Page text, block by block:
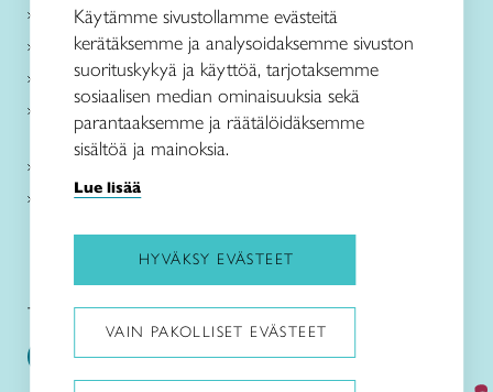
Käsityöohjeet
Me olemme Taito
Paikallinen toiminta
Verkkokaupat
Kirjaudu Arviin
Kirjaudu Taitocampukseen
Taitoliitto: Taito-lehti:
Käytämme sivustollamme evästeitä
kerätäksemme ja analysoidaksemme sivuston
suorituskykyä ja käyttöä, tarjotaksemme
sosiaalisen median ominaisuuksia sekä
parantaaksemme ja räätälöidäksemme
sisältöä ja mainoksia.
Lue lisää
HYVÄKSY EVÄSTEET
VAIN PAKOLLISET EVÄSTEET